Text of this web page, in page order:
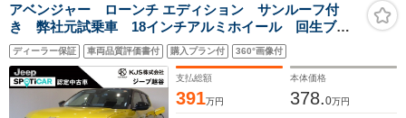
アベンジャー ローンチ エディション サンルーフ付
き 弊社元試乗車 18インチアルミホイール 回生ブレ
ーキ 急速充電対応 10.25インチタッチパネル マッサ
ージ機能付きパワーシート 電気自動車
ディーラー保証 車両品質評価書付 購入プラン付 360°画像付
支払総額
391万円
本体価格
378.0万円